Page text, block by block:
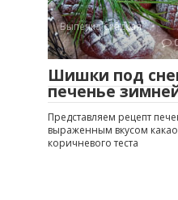
Выпечка сладкая
Шишки под
печенье
Представляем рецепт
выраженным вкусом
коричневого теста